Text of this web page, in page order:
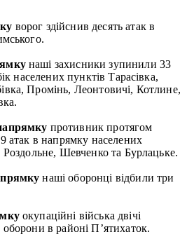
ворог здійснив десять атак в
наші захисники зупинили 33
населених пунктів Тарасівка,
Промінь, Леонтовичі, Котлине,
противник протягом
атак в напрямку населених
Роздольне, Шевченко та Бурлацьке.
наші оборонці відбили три
окупаційні війська двічі
в районі П’ятихаток.